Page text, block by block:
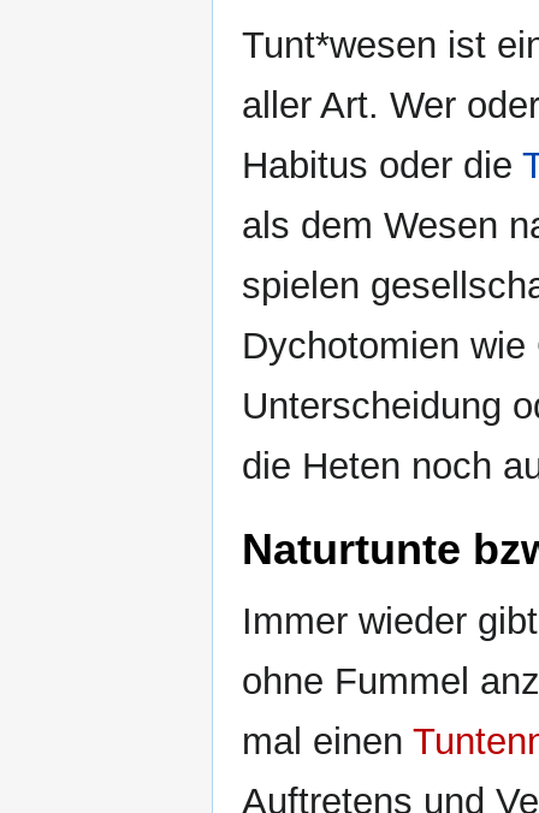
Tunt*wesen ist
aller Art. Wer
Habitus oder die
als dem Wesen
spielen
Dychotomien
Unterscheidung
die Heten noch
Naturtunte
Immer wieder
ohne Fummel
mal einen
Auftretens und